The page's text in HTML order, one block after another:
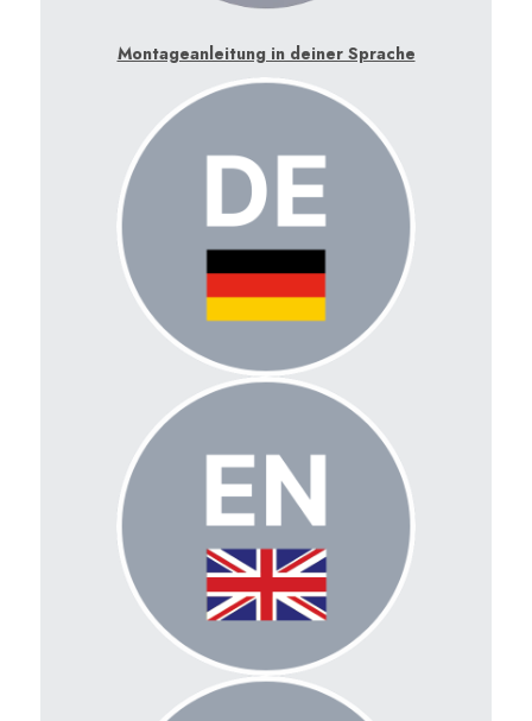
Montageanleitung in deiner Sprache